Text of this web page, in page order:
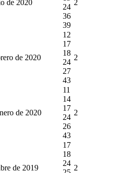
de 2020
24
36
39
2
de 2020
12
17
18
24
27
43
2
de 2020
11
14
17
24
26
43
2
de 2019
17
18
24
2